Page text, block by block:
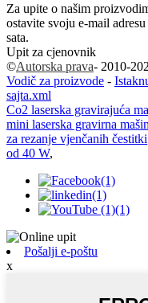
Za upite o našim
ostavite svoju e-mail
sata.
Upit za cjenovnik
©Autorska prava- 2010-
Vodič za proizvode -
sajta.xml
Co2 laserska gravirajuća
mini laserska gravirna
za rezanje vjenčanih čestitki
od 40 W,
Pošalji e-poštu
x